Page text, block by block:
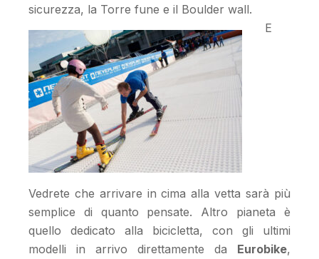
sicurezza, la Torre fune e il Boulder wall.
E
Vedrete che arrivare in cima alla vetta sarà più
semplice di quanto pensate. Altro pianeta è
quello dedicato alla bicicletta, con gli ultimi
modelli in arrivo direttamente da Eurobike,